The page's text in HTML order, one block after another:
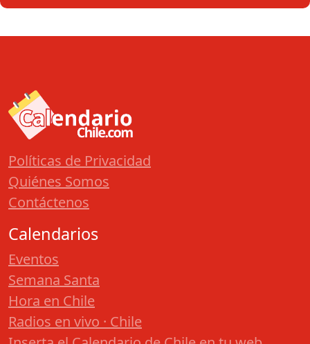
Políticas de Privacidad
Quiénes Somos
Contáctenos
Calendarios
Eventos
Semana Santa
Hora en Chile
Radios en vivo · Chile